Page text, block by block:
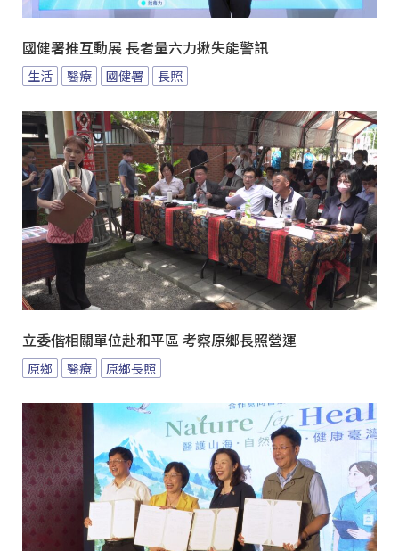
國健署推互動展 長者量六力揪失能警訊
生活 醫療 國健署 長照
立委偕相關單位赴和平區 考察原鄉長照營運
原鄉 醫療 原鄉長照